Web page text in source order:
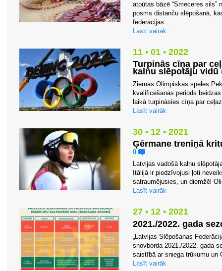
atpūtas bāzē “Smeceres sils”
posms distanču slēpošanā,
federācijas ...
Lasīt vairāk
11 • 01 • 2022
Turpinās cīņa par
kalnu slēpotāju vidū
Ziemas Olimpiskās spēles
kvalificēšanās periods
laikā turpināsies cīņa par
Lasīt vairāk
30 • 12 • 2021
Ģērmane treniņā
0
Latvijas vadošā kalnu
Itālijā ir piedzīvojusi ļoti
satraumējusies, un diemžēl
Lasīt vairāk
27 • 12 • 2021
2021./2022. gada
„Latvijas Slēpošanas
snovborda 2021./2022. gada
saistībā ar sniega trūkumu un
Lasīt vairāk